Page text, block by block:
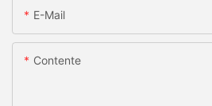
E-Mail
Contente